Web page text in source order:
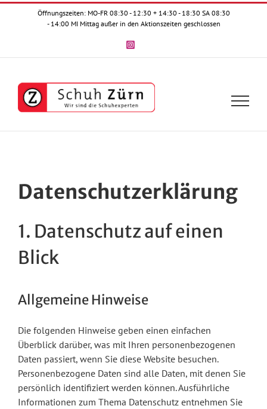
Zum
Öffnungszeiten: MO-FR 08:30 - 12:30 + 14:30 - 18:30 SA 08:30
- 14:00 MI Mittag außer in den Aktionszeiten geschlossen
Instagram
Datenschutz­erklärung
1. Datenschutz auf einen
Blick
Allgemeine Hinweise
Die folgenden Hinweise geben einen einfachen
Überblick darüber, was mit Ihren personenbezogenen
Daten passiert, wenn Sie diese Website besuchen.
Personenbezogene Daten sind alle Daten, mit denen Sie
persönlich identifiziert werden können. Ausführliche
Informationen zum Thema Datenschutz entnehmen Sie